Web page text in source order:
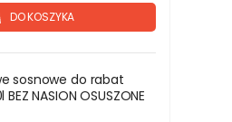
DO KOSZYKA
sosnowe do rabat
NASION OSUSZONE